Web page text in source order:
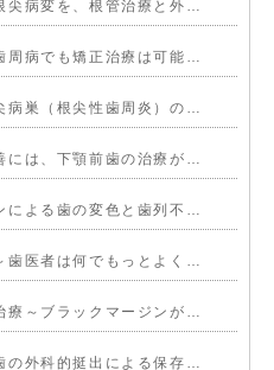
尖病変を、根管治療と外…
周病でも矯正治療は可能…
病巣（根尖性歯周炎）の…
には、下顎前歯の治療が…
による歯の変色と歯列不…
歯医者は何でもっとよく…
療～ブラックマージンが…
の外科的挺出による保存…